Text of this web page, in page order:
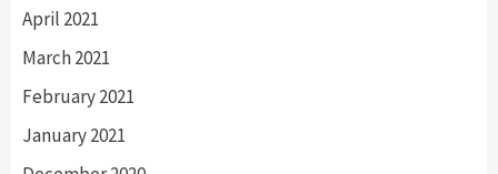
April 2021
March 2021
February 2021
January 2021